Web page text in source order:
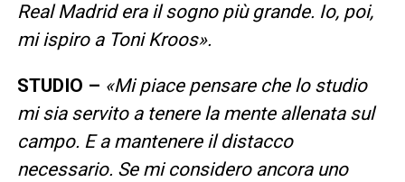
Real Madrid era il sogno più grande. Io, poi,
mi ispiro a Toni Kroos».
STUDIO – «Mi piace pensare che lo studio
mi sia servito a tenere la mente allenata sul
campo. E a mantenere il distacco
necessario. Se mi considero ancora uno